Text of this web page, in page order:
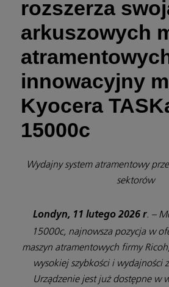
rozszerza
arkuszowych
innowacyjny
Kyocera
15000c
Wydajny system atramentowy
sektorów
Londyn, 11 lutego 2026 r. –
15000c, najnowsza pozycja w
maszyn atramentowych firmy
wysokiej szybkości i wydajności
Urządzenie jest już dostępne w